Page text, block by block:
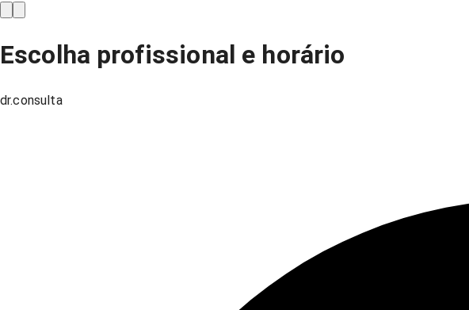
Escolha profissional e horário
dr.consulta